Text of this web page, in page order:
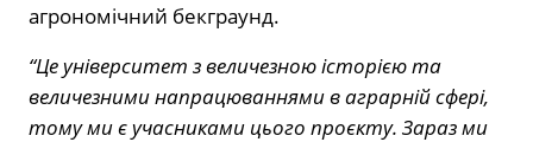
агрономічний бекграунд.
“Це університет з величезною історією та
величезними напрацюваннями в аграрній сфері,
тому ми є учасниками цього проєкту. Зараз ми